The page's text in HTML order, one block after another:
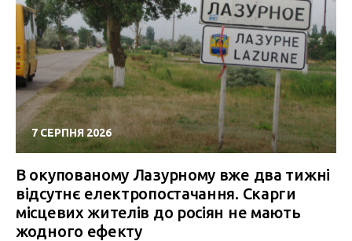
7 СЕРПНЯ 2026
В окупованому Лазурному вже два тижні
відсутнє електропостачання. Скарги
місцевих жителів до росіян не мають
жодного ефекту